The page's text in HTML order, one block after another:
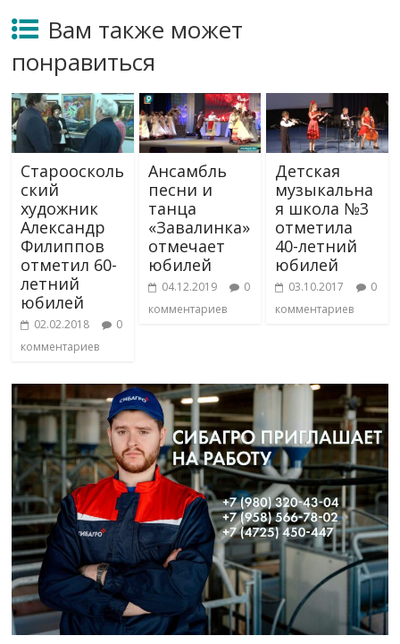
Вам также может
понравиться
Староосколь
ский
художник
Александр
Филиппов
отметил 60-
летний
юбилей
02.02.2018
0
комментариев
Ансамбль
песни и
танца
«Завалинка»
отмечает
юбилей
04.12.2019
0
комментариев
Детская
музыкальна
я школа №3
отметила
40-летний
юбилей
03.10.2017
0
комментариев